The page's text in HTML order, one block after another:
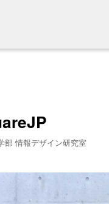
部 情報デザイン研究室